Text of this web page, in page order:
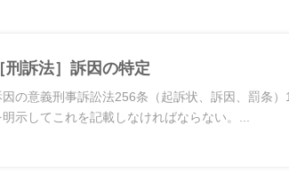
［刑訴法］訴因の特定
因の意義刑事訴訟法256条（起訴状、訴因、罰条
明示してこれを記載しなければならない。...